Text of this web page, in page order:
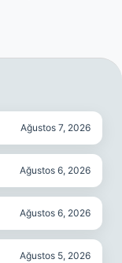
Ağustos 7, 2026
Ağustos 6, 2026
Ağustos 6, 2026
Ağustos 5, 2026